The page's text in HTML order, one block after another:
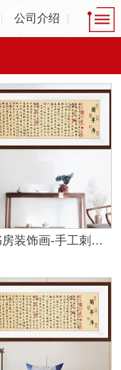
公司介绍
禅意书房装饰画-手工刺绣画优雅迷人底蕴厚